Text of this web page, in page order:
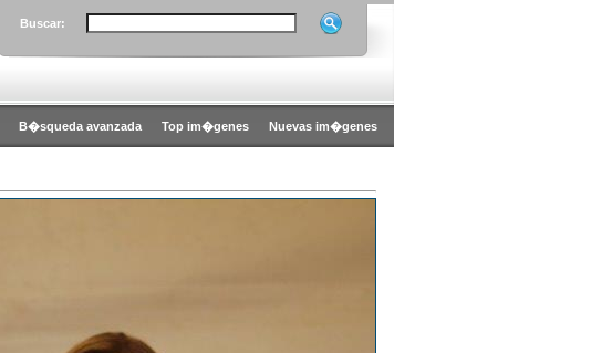
Buscar:
B�squeda avanzada Top im�genes Nuevas im�genes